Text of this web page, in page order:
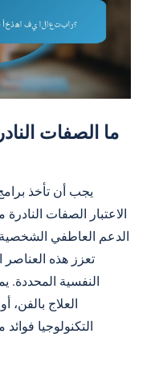
ما الصفات
يجب أن تأخذ
الاعتبار الصفات
الدعم العاطفي
تعزز هذه العناصر
النفسية المحددة.
العلاج
التكنولوجيا